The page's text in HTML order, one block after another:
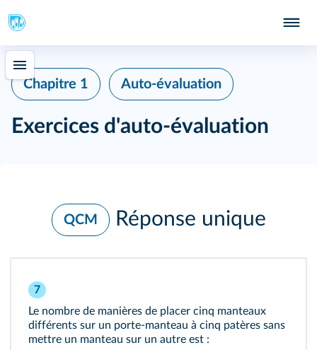
Chapitre 1 Auto‑évaluation
Exercices d'auto‑évaluation
QCM Réponse unique
7
Le nombre de manières de placer cinq manteaux
différents sur un porte-manteau à cinq patères sans
mettre un manteau sur un autre est :